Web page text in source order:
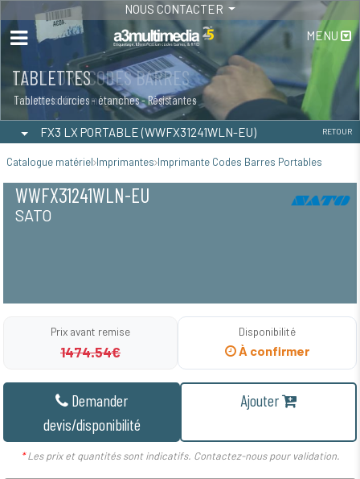
NOUS CONTACTER
MENU
LECTEURS CODES BARRES
Industriels -fixes -magasins
TABLETTES
Tablettes durcies - étanches - Résistantes
FX3 LX PORTABLE (WWFX31241WLN-EU) RETOUR
Catalogue matériel Imprimantes Imprimante Codes Barres Portables
WWFX31241WLN-EU
SATO
Prix avant remise
1474.54€
Disponibilité
À confirmer
Demander
devis/disponibilité
Ajouter
*Les prix et quantités sont indicatifs. Contactez-nous pour validation.